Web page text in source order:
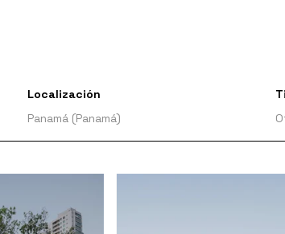
Localización
Panamá (Panamá)